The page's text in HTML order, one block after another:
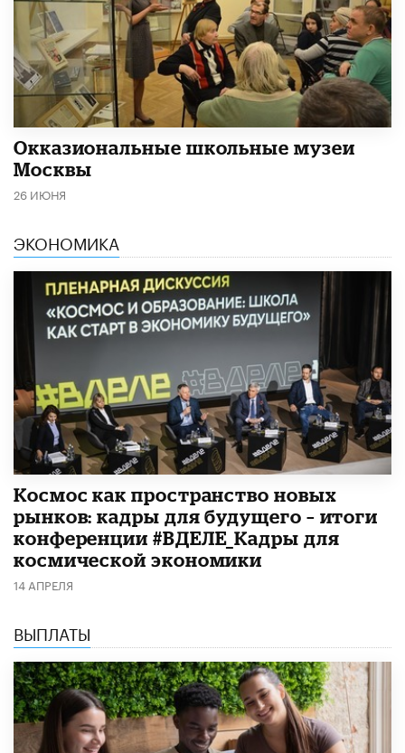
​Окказиональные школьные музеи
Москвы
26 ИЮНЯ
ЭКОНОМИКА
Космос как пространство новых
рынков: кадры для будущего – итоги
конференции #ВДЕЛЕ_Кадры для
космической экономики
14 АПРЕЛЯ
ВЫПЛАТЫ